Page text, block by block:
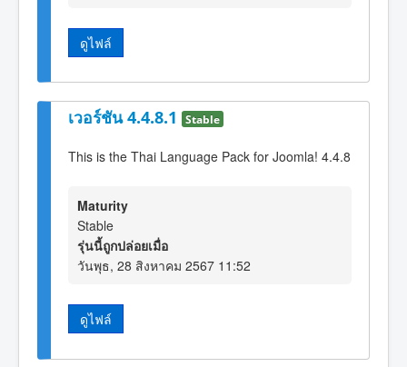
ดูไฟล์
เวอร์ชัน 4.4.8.1 Stable
This is the Thai Language Pack for Joomla! 4.4.8
Maturity
Stable
รุ่นนี้ถูกปล่อยเมื่อ
วันพุธ, 28 สิงหาคม 2567 11:52
ดูไฟล์